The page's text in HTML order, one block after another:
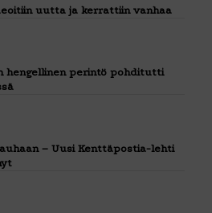
uutta ja kerrattiin vanhaa
hengellinen perintö pohditutti
– Uusi Kenttäpostia-lehti